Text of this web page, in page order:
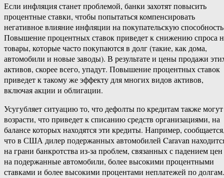
Если инфляция станет проблемой, банки захотят повысить
процентные ставки, чтобы попытаться компенсировать
негативное влияние инфляции на покупательскую
Повышение процентных ставок приведет к снижению спроса
товары, которые часто покупаются в долг (такие, как дома,
автомобили и новые заводы). В результате и цены продажи
активов, скорее всего, упадут. Повышение процентных ставок
приведет к такому же эффекту для многих видов активов,
включая акции и облигации.
Усугубляет ситуацию то, что дефолты по кредитам также могут
возрасти, что приведет к списанию средств организациями, на
балансе которых находятся эти кредиты. Например,
что в США дилер подержанных автомобилей Caravan
на грани банкротства из-за проблем, связанных с падением цен
на подержанные автомобили, более высокими процентными
ставками и более высокими процентами неплатежей по долгам.